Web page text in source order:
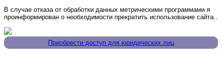
В случае отказа от обработки данных метрическими программами я
проинформирован о необходимости прекратить использование сайта..
Приобрести доступ для юридических лиц